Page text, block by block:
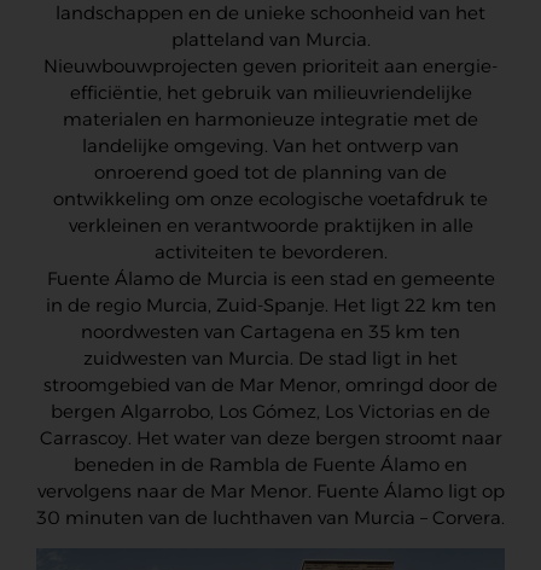
landschappen en de unieke schoonheid van het
platteland van Murcia.
Nieuwbouwprojecten geven prioriteit aan energie-
efficiëntie, het gebruik van milieuvriendelijke
materialen en harmonieuze integratie met de
landelijke omgeving. Van het ontwerp van
onroerend goed tot de planning van de
ontwikkeling om onze ecologische voetafdruk te
verkleinen en verantwoorde praktijken in alle
activiteiten te bevorderen.
Fuente Álamo de Murcia is een stad en gemeente
in de regio Murcia, Zuid-Spanje. Het ligt 22 km ten
noordwesten van Cartagena en 35 km ten
zuidwesten van Murcia. De stad ligt in het
stroomgebied van de Mar Menor, omringd door de
bergen Algarrobo, Los Gómez, Los Victorias en de
Carrascoy. Het water van deze bergen stroomt naar
beneden in de Rambla de Fuente Álamo en
vervolgens naar de Mar Menor. Fuente Álamo ligt op
30 minuten van de luchthaven van Murcia – Corvera.